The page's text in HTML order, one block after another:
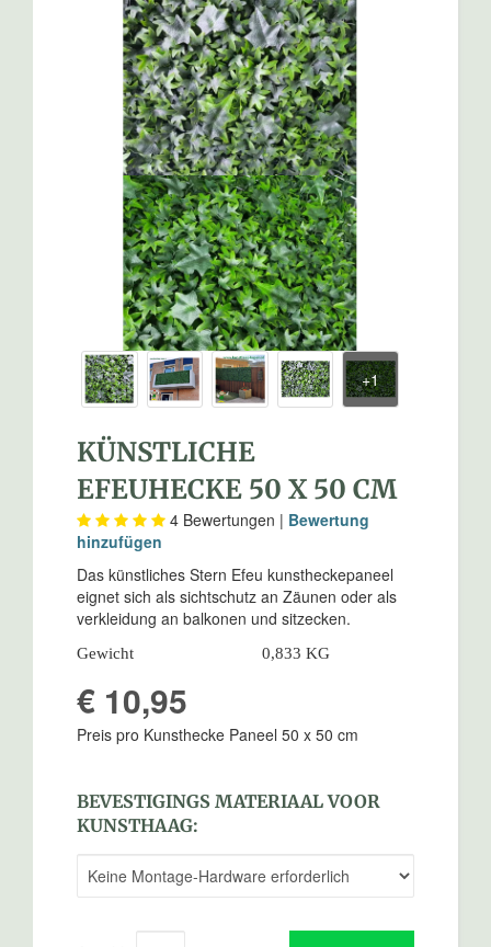
KÜNSTLICHE
EFEUHECKE 50 X 50 CM
4 Bewertungen | Bewertung
hinzufügen
Das künstliches Stern Efeu kunstheckepaneel
eignet sich als sichtschutz an Zäunen oder als
verkleidung an balkonen und sitzecken.
Gewicht 0,833 KG
€ 10,95
Preis pro Kunsthecke Paneel 50 x 50 cm
BEVESTIGINGS MATERIAAL VOOR
KUNSTHAAG: